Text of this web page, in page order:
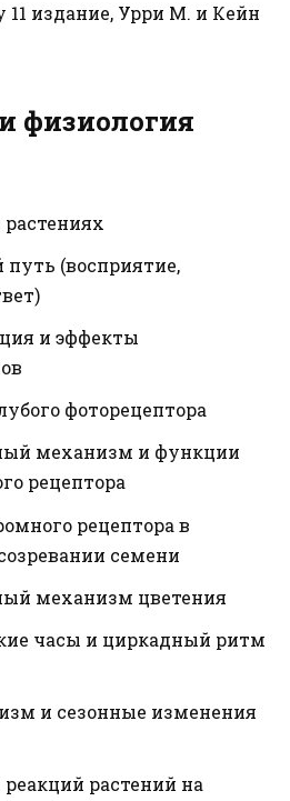
11 издание, Урри М. и Кейн
физиология
(восприятие,
и эффекты
фоторецептора
механизм и функции
рецептора
рецептора в
семени
механизм цветения
часы и циркадный ритм
и сезонные изменения
растений на